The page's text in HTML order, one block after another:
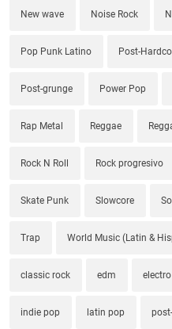
New wave Noise Rock
Pop Punk Latino Post-
Post-grunge Power Pop
Rap Metal Reggae
Rock N Roll Rock progresivo
Skate Punk Slowcore
Trap World Music (Latin &
classic rock edm
indie pop latin pop